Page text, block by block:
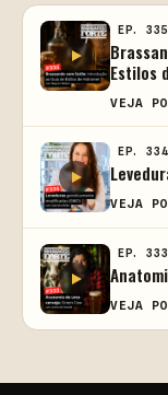
EP. 335
Estilos
VEJA
EP. 334
VEJA
EP. 333
VEJA